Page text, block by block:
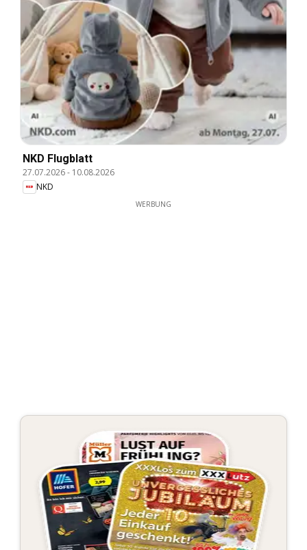
NKD Flugblatt
27.07.2026- 10.08.2026
NKD
WERBUNG